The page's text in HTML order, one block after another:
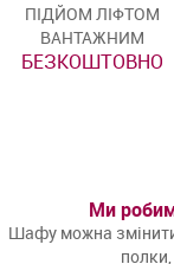
ПІДЙОМ ЛІФТОМ
ВАНТАЖНИМ
БЕЗКОШТОВНО
Ми
Шафу можна